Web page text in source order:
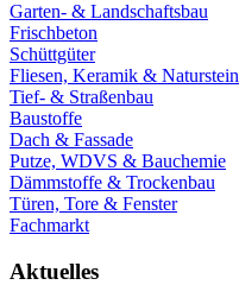
Garten- & Landschaftsbau
Frischbeton
Schüttgüter
Fliesen, Keramik & Naturstein
Tief- & Straßenbau
Baustoffe
Dach & Fassade
Putze, WDVS & Bauchemie
Dämmstoffe & Trockenbau
Türen, Tore & Fenster
Fachmarkt
Aktuelles